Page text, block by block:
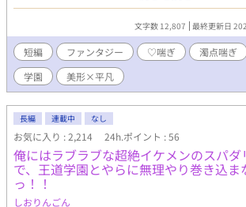
少し変わった一幕。 成分表：小スカ ♡喘
尿（話題のみ） 潮吹き ※この作品の登場人
す
文字数 12,807 最終更新日
短編 ファンタジー ♡喘ぎ 濁点喘ぎ
学園
美形×平凡
長編 連載中 なし
お気に入り : 2,214 24h.ポイント : 56
俺にはラブラブな超絶イケメンのスパダ
で、王道学園とやらに無理やり巻き込ま
っ！！
しおりんごん